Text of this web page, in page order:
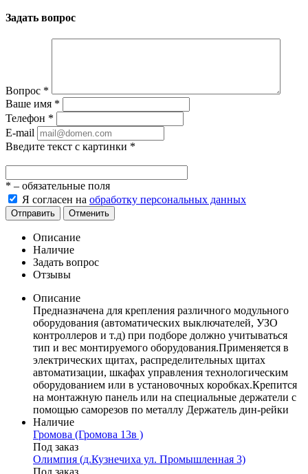
Задать вопрос
Вопрос *
Ваше имя *
Телефон *
E-mail
Введите текст с картинки *
* – обязательные поля
Я согласен на обработку персональных данных
Отправить Отменить
Описание
Наличие
Задать вопрос
Отзывы
Описание
Предназначена для крепления различного модульного
оборудования (автоматических выключателей, УЗО
контроллеров и т.д) при подборе должно учитываться
тип и вес монтируемого оборудования.Применяется в
электрических щитах, распределительных щитах
автоматизации, шкафах управления технологическим
оборудованием или в установочных коробках.Крепится
на монтажную панель или на специальные держатели с
помощью саморезов по металлу Держатель дин-рейки
Наличие
Громова (Громова 13в )
Под заказ
Олимпия (д.Кузнечиха ул. Промышленная 3)